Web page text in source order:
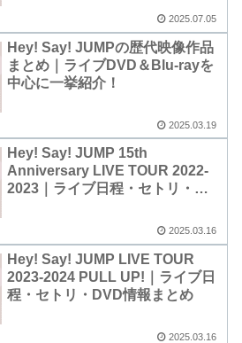
2025.07.05
Hey! Say! JUMPの歴代映像作品
まとめ｜ライブDVD＆Blu-rayを
中心に一挙紹介！
2025.03.19
Hey! Say! JUMP 15th
Anniversary LIVE TOUR 2022-
2023｜ライブ日程・セトリ・
2025.03.16
Hey! Say! JUMP LIVE TOUR
2023-2024 PULL UP!｜ライブ日
程・セトリ・DVD情報まとめ
2025.03.16